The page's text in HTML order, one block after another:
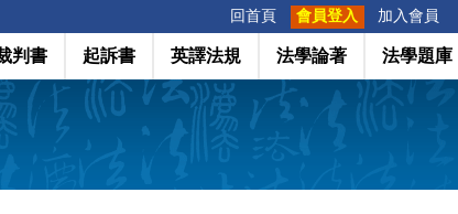
回首頁 會員登入 加入會員
判書 起訴書 英譯法規 法學論著 法學題庫